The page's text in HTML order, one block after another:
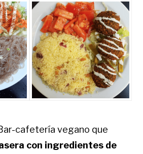
cafetería vegano que
con ingredientes de